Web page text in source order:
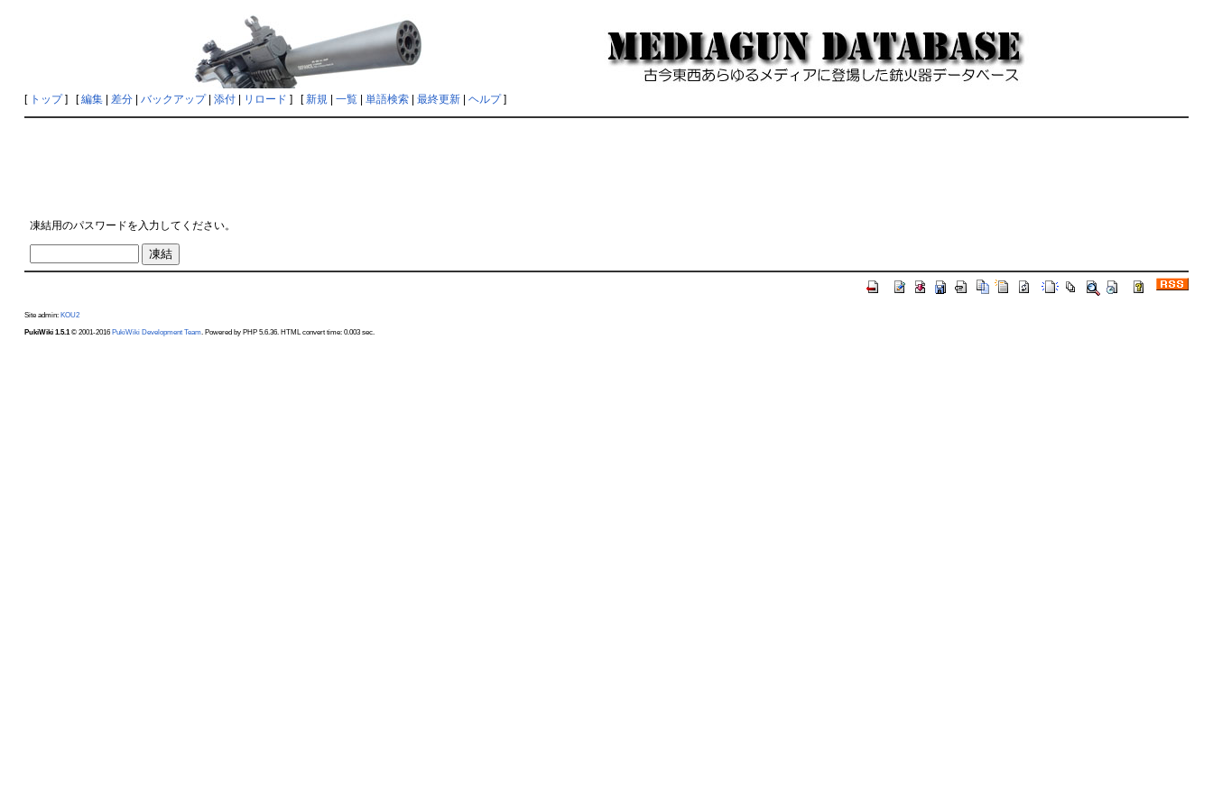
[ トップ] [編集| 差分| バックアップ| 添付| リロード ] [新規| 一覧| 単語検索| 最終更新| ヘルプ]
凍結用のパスワードを入力してください。
Site admin: KOU2
PukiWiki 1.5.1© 2001-2016 PukiWiki Development Team. Powered by PHP 5.6.36. HTML convert time: 0.003 sec.